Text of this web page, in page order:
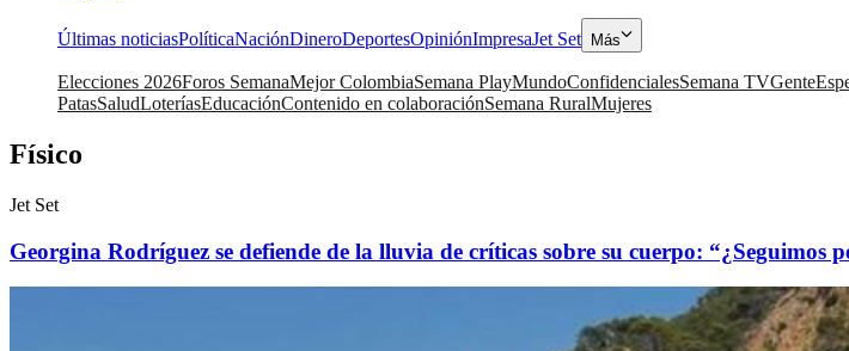
Últimas noticiasPolíticaNaciónDineroDeportesOpiniónImpresaJet Set Más
Elecciones 2026Foros SemanaMejor ColombiaSemana PlayMundoConfidencialesSemana TVGente
PatasSaludLoteríasEducaciónContenido en colaboraciónSemana RuralMujeres
Físico
Jet Set
Georgina Rodríguez se defiende de la lluvia de críticas sobre su cuerpo: “¿Seguimos